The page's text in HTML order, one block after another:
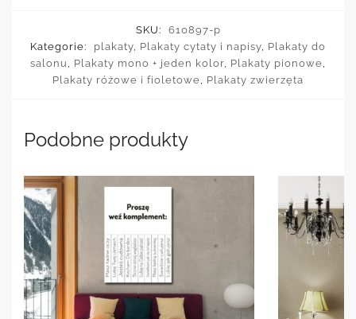
SKU:
610897-p
Kategorie:
plakaty Plakaty cytaty i napisy Plakaty do
salonu
Plakaty mono + jeden kolor Plakaty pionowe
Plakaty różowe i fioletowe
Plakaty zwierzęta
Podobne produkty